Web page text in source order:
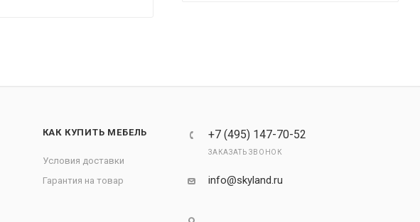
КАК КУПИТЬ МЕБЕЛЬ
Условия доставки
Гарантия на товар
+7 (495) 147-70-52
ЗАКАЗАТЬ ЗВОНОК
info@skyland.ru